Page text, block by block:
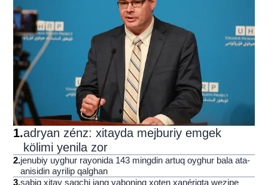
1.adryan zénz: xitayda mejburiy emgek
kölimi yenila zor
2.jenubiy uyghur rayonida 143 mingdin artuq oyghur bala ata-
anisidin ayrilip qalghan
3.sabiq xitay saqchi jang yaboning xoten xanériqta wezipe